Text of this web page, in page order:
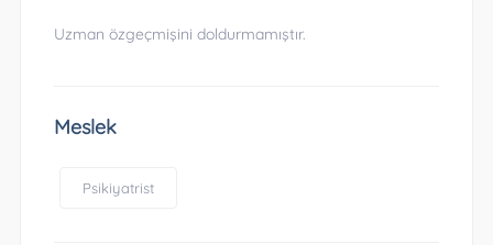
Uzman özgeçmişini doldurmamıştır.
Meslek
Psikiyatrist